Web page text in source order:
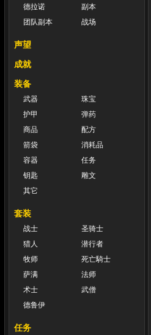
德拉诺
副本
团队副本
战场
声望
成就
装备
武器
珠宝
护甲
弹药
商品
配方
箭袋
消耗品
容器
任务
钥匙
雕文
其它
套装
战士
圣骑士
猎人
潜行者
牧师
死亡騎士
萨满
法师
术士
武僧
德鲁伊
任务